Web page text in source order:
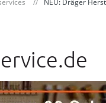
NEU: Dräger